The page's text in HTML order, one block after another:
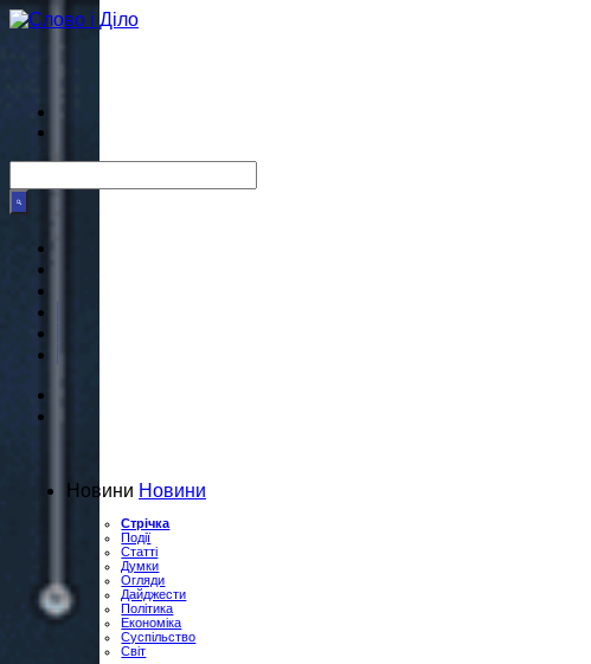
Новини Новини
Стрічка
Події
Статті
Думки
Огляди
Дайджести
Політика
Економіка
Суспільство
Світ